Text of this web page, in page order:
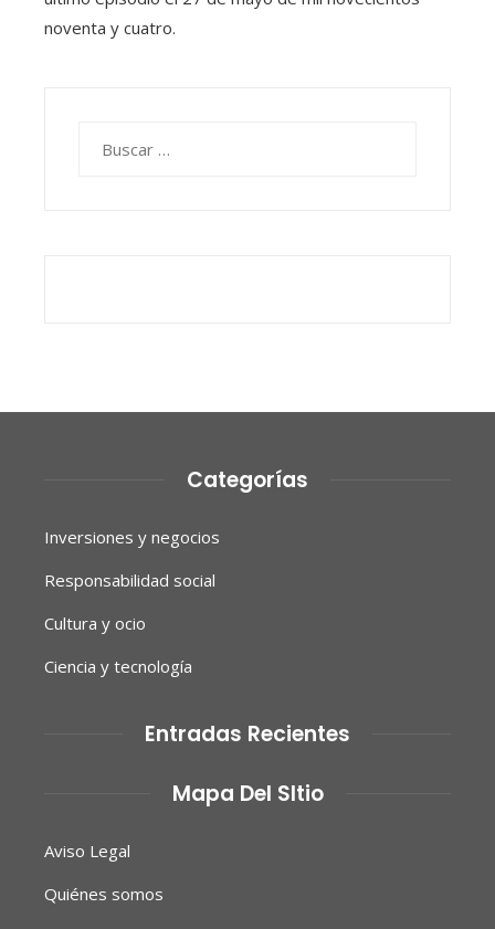
noventa y cuatro.
Categorías
Inversiones y negocios
Responsabilidad social
Cultura y ocio
Ciencia y tecnología
Entradas Recientes
Mapa Del SItio
Aviso Legal
Quiénes somos